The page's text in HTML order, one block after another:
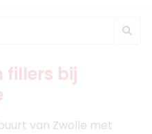
fillers bij
van Zwolle met